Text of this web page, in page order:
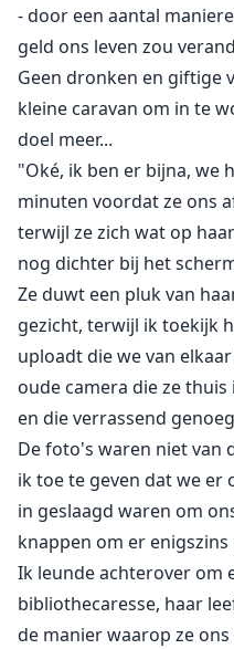
- door een aantal
geld ons leven zou
Geen dronken en giftige
kleine caravan om in te
doel meer...
"Oké, ik ben er bijna, we
minuten voordat ze ons
terwijl ze zich wat op
nog dichter bij het
Ze duwt een pluk van
gezicht, terwijl ik toekijk
uploadt die we van
oude camera die ze
en die verrassend
De foto's waren niet van
ik toe te geven dat we er
in geslaagd waren om
knappen om er
Ik leunde achterover om
bibliothecaresse, haar
de manier waarop ze